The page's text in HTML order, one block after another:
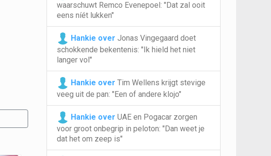
waarschuwt Remco Evenepoel: "Dat zal ooit
eens níét lukken"
Hankie over Jonas Vingegaard doet
schokkende bekentenis: "Ik hield het niet
langer vol"
Hankie over Tim Wellens krijgt stevige
veeg uit de pan: "Een of andere klojo"
Hankie over UAE en Pogacar zorgen
voor groot onbegrip in peloton: "Dan weet je
dat het om zeep is"